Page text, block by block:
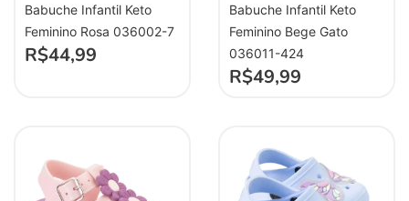
Babuche Infantil Keto
Feminino Rosa 036002-7
R$44,99
Babuche Infantil Keto
Feminino Bege Gato
036011-424
R$49,99